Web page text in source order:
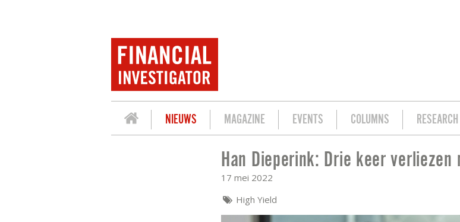
NIEUWS MAGAZINE EVENTS COLUMNS RESEARCH
HAN DIEPERINK: DRIE KEER VERLIEZEN MET HIGH YIELD
Han Dieperink: Drie keer verliezen
17 mei 2022
High Yield